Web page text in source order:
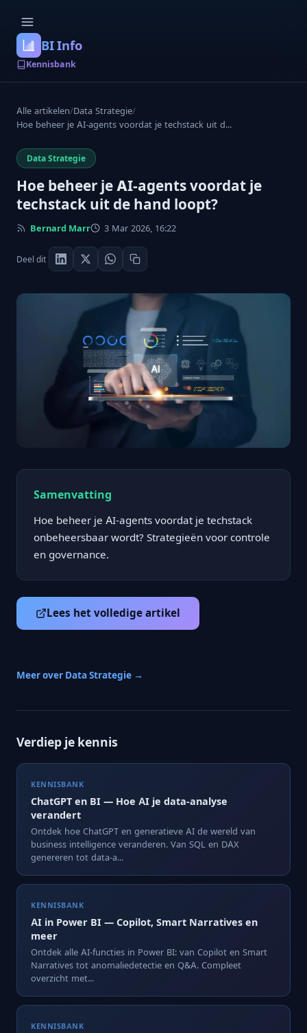
BI Info
Kennisbank
Alle artikelen/Data Strategie/
Hoe beheer je AI-agents voordat je techstack uit d...
Data Strategie
Hoe beheer je AI-agents voordat je
techstack uit de hand loopt?
Bernard Marr 3 Mar 2026, 16:22
Deel dit
Samenvatting
Hoe beheer je AI-agents voordat je techstack
onbeheersbaar wordt? Strategieën voor controle
en governance.
Lees het volledige artikel
Meer over Data Strategie →
Verdiep je kennis
KENNISBANK
ChatGPT en BI — Hoe AI je data-analyse
verandert
Ontdek hoe ChatGPT en generatieve AI de wereld van
business intelligence veranderen. Van SQL en DAX
genereren tot data-a...
KENNISBANK
AI in Power BI — Copilot, Smart Narratives en
meer
Ontdek alle AI-functies in Power BI: van Copilot en Smart
Narratives tot anomaliedetectie en Q&A. Compleet
overzicht met...
KENNISBANK